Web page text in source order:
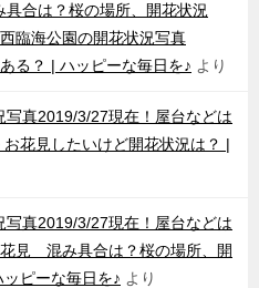
合は？桜の場所、開花状況
臨海公園の開花状況写真
る？ | ハッピーな毎日を♪ より
真2019/3/27現在！屋台などは
花見したいけど開花状況は？ |
真2019/3/27現在！屋台などは
見 混み具合は？桜の場所、開
ピーな毎日を♪ より